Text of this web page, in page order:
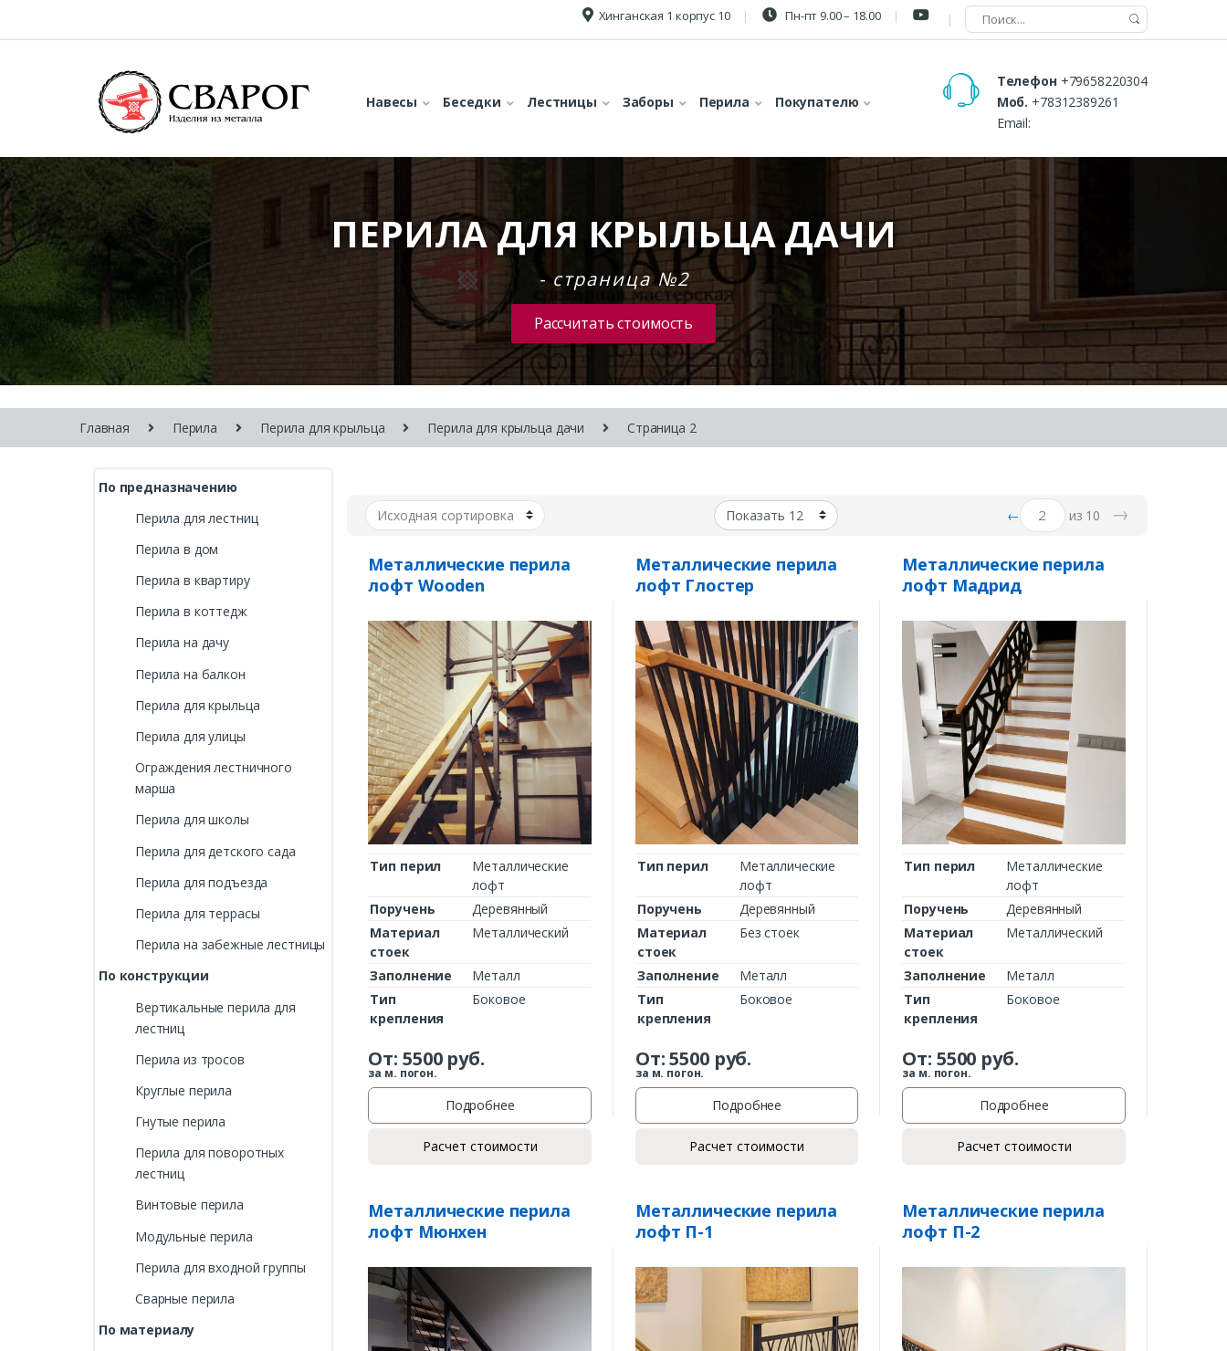
Хинганская 1 корпус 10 Пн-пт 9.00 – 18.00
Навесы Беседки Лестницы Заборы Перила Покупателю
Телефон +79658220304
Моб. +78312389261
Email:
ПЕРИЛА ДЛЯ КРЫЛЬЦА ДАЧИ
- страница №2
Рассчитать стоимость
Главная Перила Перила для крыльца Перила для крыльца дачи Страница 2
← из 10 →
Металлические перила
лофт Wooden
Тип перил
Металлические
лофт
Поручень
Деревянный
Материал
стоек
Металлический
Заполнение
Металл
Тип
крепления
Боковое
От: 5500руб.
за м. погон.
Подробнее
Расчет стоимости
Металлические перила
лофт Глостер
Тип перил
Металлические
лофт
Поручень
Деревянный
Материал
стоек
Без стоек
Заполнение
Металл
Тип
крепления
Боковое
От:5500руб.
за м. погон.
Подробнее
Расчет стоимости
Металлические перила
лофт Мадрид
Тип перил
Металлические
лофт
Поручень
Деревянный
Материал
стоек
Металлический
Заполнение
Металл
Тип
крепления
Боковое
От: 5500 руб.
за м. погон.
Подробнее
Расчет стоимости
Металлические перила
лофт Мюнхен
Металлические перила
лофт П-1
Металлические перила
лофт П-2
По предназначению
Перила для лестниц
Перила в дом
Перила в квартиру
Перила в коттедж
Перила на дачу
Перила на балкон
Перила для крыльца
Перила для улицы
Ограждения лестничного
марша
Перила для школы
Перила для детского сада
Перила для подъезда
Перила для террасы
Перила на забежные лестницы
По конструкции
Вертикальные перила для
лестниц
Перила из тросов
Круглые перила
Гнутые перила
Перила для поворотных
лестниц
Винтовые перила
Модульные перила
Перила для входной группы
Сварные перила
По материалу